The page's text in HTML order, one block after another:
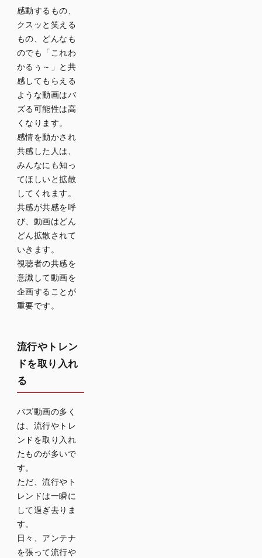
感動するもの、
クスッと笑える
もの、どんなも
のでも「これわ
かるぅ～」と共
感してもらえる
ような動画はバ
ズる可能性は高
くなります。
感情を動かされ
共感した人は、
みんなにも知っ
てほしいと拡散
してくれます。
共感が共感を呼
び、動画はどん
どん拡散されて
いきます。
視聴者の共感を
意識して動画を
企画することが
重要です。
流行やトレン
ドを取り入れ
る
バズ動画の多く
は、流行やトレ
ンドを取り入れ
たものが多いで
す。
ただ、流行やト
レンドは一瞬に
して過ぎ去りま
す。
日々、アンテナ
を張って流行や